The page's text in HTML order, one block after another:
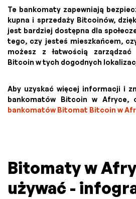
Te bankomaty zapewniają
kupna i sprzedaży Bitcoinów,
jest bardziej dostępna dla
tego, czy jesteś mieszkańcem,
możesz z łatwością
Bitcoin w tych dogodnych
Aby uzyskać więcej informacji i
bankomatów Bitcoin w Afryce,
bankomatów Bitomat Bitcoin w
Bitomaty w
używać -